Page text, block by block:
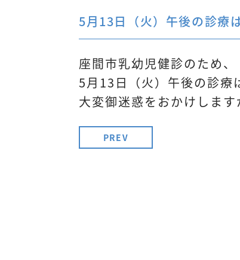
5月13日（火）午後の診療
座間市乳幼児健診のため、
5月13日（火）午後の診療
大変御迷惑をおかけします
PREV